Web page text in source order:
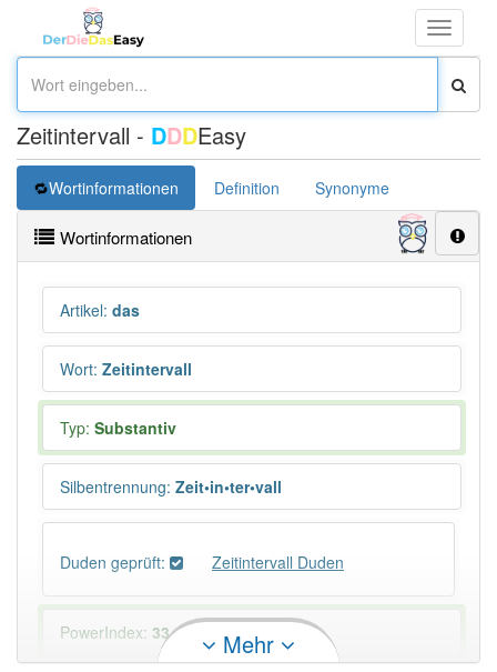
Toggle
Zeitintervall - DDDEasy
Wortinformationen Definition Synonyme
Wortinformationen
Artikel: das
Wort: Zeitintervall
Typ: Substantiv
Silbentrennung: Zeit•in•ter•vall
Duden geprüft: Zeitintervall Duden
PowerIndex: 33 Mehr